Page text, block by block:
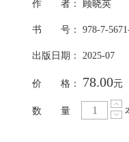
作 者： 顾晓英
书 号： 978-7-5671-
出版日期： 2025-07
价 格： 78.00元
数 量